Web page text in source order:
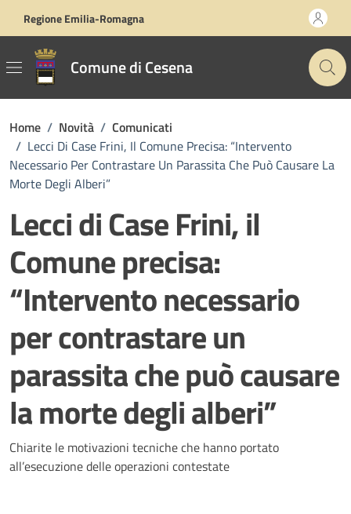
Regione Emilia-Romagna
Comune di Cesena
Home / Novità / Comunicati
/ Lecci Di Case Frini, Il Comune Precisa: “Intervento
Necessario Per Contrastare Un Parassita Che Può Causare La
Morte Degli Alberi”
Lecci di Case Frini, il
Comune precisa:
“Intervento necessario
per contrastare un
parassita che può causare
la morte degli alberi”
Dettagli della notizia
Chiarite le motivazioni tecniche che hanno portato
all’esecuzione delle operazioni contestate